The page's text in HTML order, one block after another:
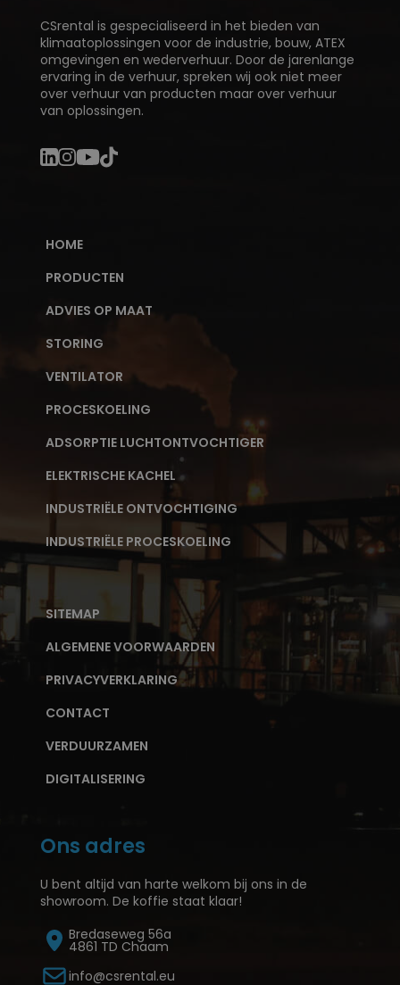
CSrental is gespecialiseerd in het bieden van
klimaatoplossingen voor de industrie, bouw, ATEX
omgevingen en wederverhuur. Door de jarenlange
ervaring in de verhuur, spreken wij ook niet meer
over verhuur van producten maar over verhuur
van oplossingen.
HOME
PRODUCTEN
ADVIES OP MAAT
STORING
VENTILATOR
PROCESKOELING
ADSORPTIE LUCHTONTVOCHTIGER
ELEKTRISCHE KACHEL
INDUSTRIËLE ONTVOCHTIGING
INDUSTRIËLE PROCESKOELING
SITEMAP
ALGEMENE VOORWAARDEN
PRIVACYVERKLARING
CONTACT
VERDUURZAMEN
DIGITALISERING
Ons adres
U bent altijd van harte welkom bij ons in de
showroom. De koffie staat klaar!
Bredaseweg 56a
4861 TD Chaam
info@csrental.eu